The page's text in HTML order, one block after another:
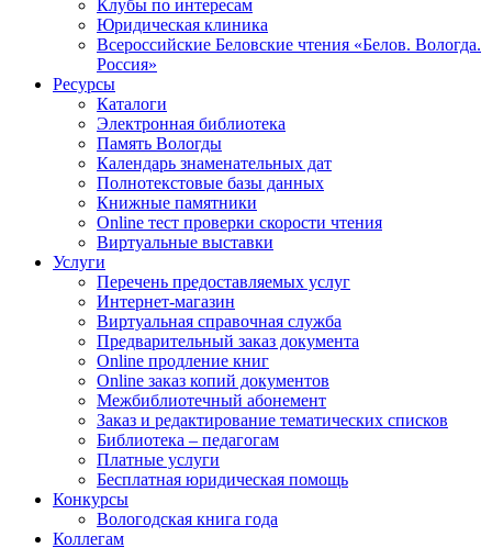
Клубы по интересам
Юридическая клиника
Всероссийские Беловские чтения «Белов. Вологда.
Россия»
Ресурсы
Каталоги
Электронная библиотека
Память Вологды
Календарь знаменательных дат
Полнотекстовые базы данных
Книжные памятники
Online тест проверки скорости чтения
Виртуальные выставки
Услуги
Перечень предоставляемых услуг
Интернет-магазин
Виртуальная справочная служба
Предварительный заказ документа
Online продление книг
Online заказ копий документов
Межбиблиотечный абонемент
Заказ и редактирование тематических списков
Библиотека – педагогам
Платные услуги
Бесплатная юридическая помощь
Конкурсы
Вологодская книга года
Коллегам